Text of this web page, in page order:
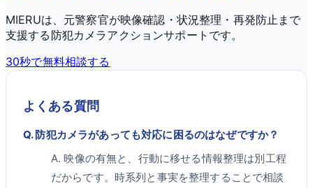
MIERUは、元警察官が映像確認・状況整理・再発防止まで
支援する防犯カメラアクションサポートです。
30秒で無料相談する
よくある質問
Q.防犯カメラがあっても対応に困るのはなぜですか？
A.映像の有無と、行動に移せる情報整理は別工程
だからです。時系列と事実を整理することで相談